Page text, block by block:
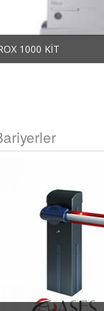
1000 KİT